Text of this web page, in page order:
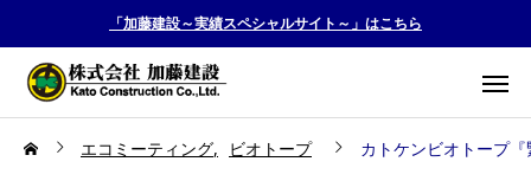
「加藤建設～実績スペシャルサイト～」はこちら
エコミーティング ビオトープ カトケンビオトープ